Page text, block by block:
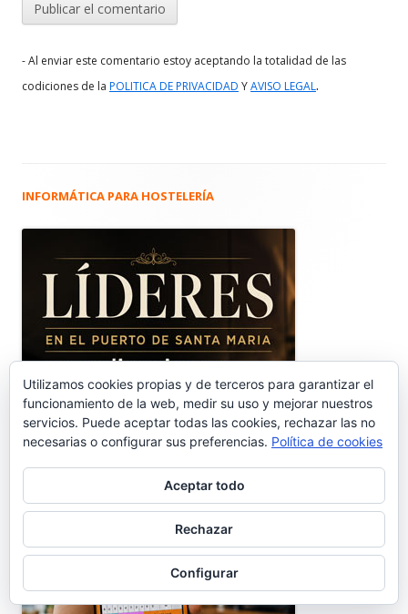
- Al enviar este comentario estoy aceptando la totalidad de las
codiciones de la POLITICA DE PRIVACIDAD YAVISO LEGAL.
Barra
principal
INFORMÁTICA PARA HOSTELERÍA
Utilizamos cookies propias y de terceros para garantizar el
funcionamiento de la web, medir su uso y mejorar nuestros
servicios. Puede aceptar todas las cookies, rechazar las no
necesarias o configurar sus preferencias. Política de cookies
Aceptar todo
Rechazar
Configurar